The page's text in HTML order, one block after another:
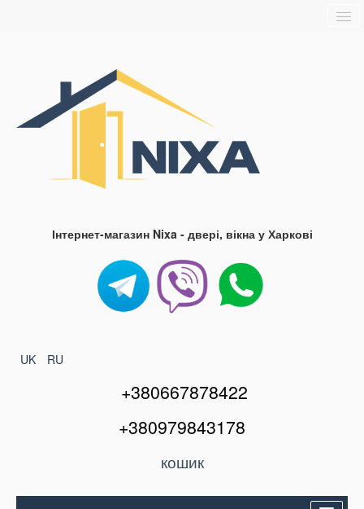
Блог
Інтернет-магазин Nixa - двері, вікна у Харкові
UK RU
+380667878422
+380979843178
кошик